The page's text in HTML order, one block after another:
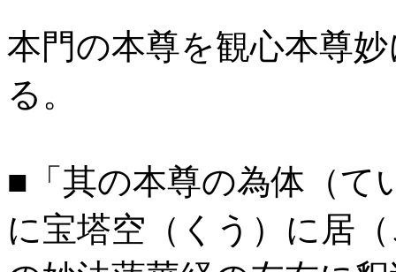
本門の本尊を観心本尊
る。
■「其の本尊の為体（て
に宝塔空（くう）に居